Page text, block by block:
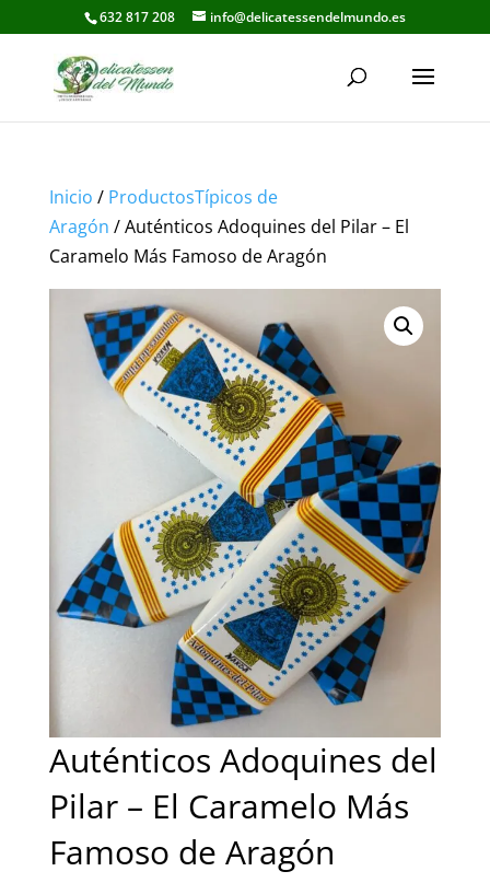
632 817 208 info@delicatessendelmundo.es
Inicio / ProductosTípicos de
Aragón / Auténticos Adoquines del Pilar – El
Caramelo Más Famoso de Aragón
Auténticos Adoquines del
Pilar – El Caramelo Más
Famoso de Aragón